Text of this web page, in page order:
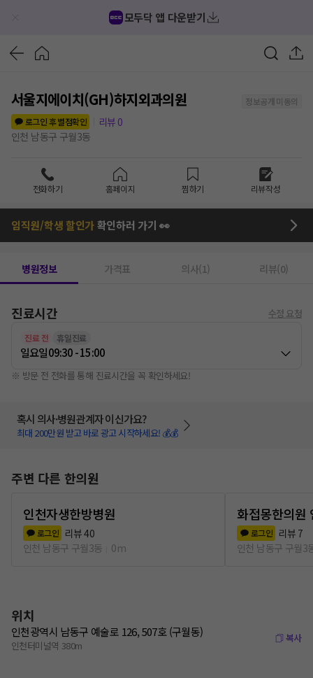
모두닥 앱 다운받기
서울지에이치(GH)하지외과의원
정보공개 미동의
로그인 후 별점확인
리뷰 0
인천 남동구 구월3동
전화하기 홈페이지 찜하기 리뷰작성
임직원/학생 할인가확인하러 가기 👀
병원정보 가격표 의사(1) 리뷰(0)
진료시간 수정 요청
진료 전 휴일진료
일요일09:30 - 15:00
※ 방문 전 전화를 통해 진료시간을 꼭 확인하세요!
혹시 의사·병원관계자 이신가요?
최대 200만원 받고 바로 광고 시작하세요! 💰💰
주변 다른 한의원
인천자생한방병원
로그인 리뷰40
인천 남동구 구월3동
0m
화접몽한의원
로그인 리뷰 7
인천 남동구 구월3
위치
인천광역시 남동구 예술로 126, 507호 (구월동)
인천터미널역 380m
복사